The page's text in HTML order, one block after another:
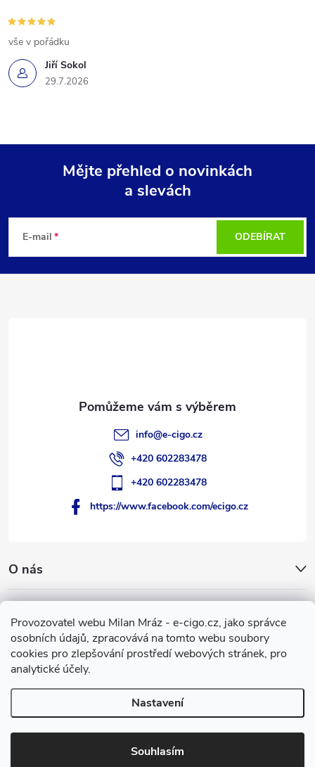
Provozovatel webu Milan Mráz - e-cigo.cz, jako správce
osobních údajů, zpracovává na tomto webu soubory
cookies pro zlepšování prostředí webových stránek, pro
analytické účely.
Nastavení
Souhlasím
Jiří Sokol
29.7.2026
vše v pořádku
p
Mějte přehled o novinkách
a slevách
E-mail ODEBÍRAT
O nás
Facebook
info@e-cigo.cz
+420 602283478
+420 602283478
https://www.facebook.com/ecigo.cz
Vytvořil Shoptet
Copyright 2007-2026e-cigo.cz. Všechna práva vyhrazena.